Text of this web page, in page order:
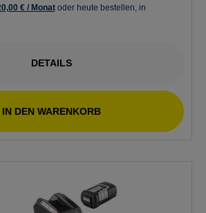
DETAILS
IN DEN WARENKORB